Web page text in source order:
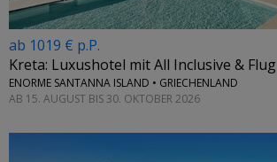
ab 1019 € p.P.
Kreta: Luxushotel mit All Inclusive & Flug
ENORME SANTANNA ISLAND • GRIECHENLAND
AB 15. AUGUST BIS 30. OKTOBER 2026